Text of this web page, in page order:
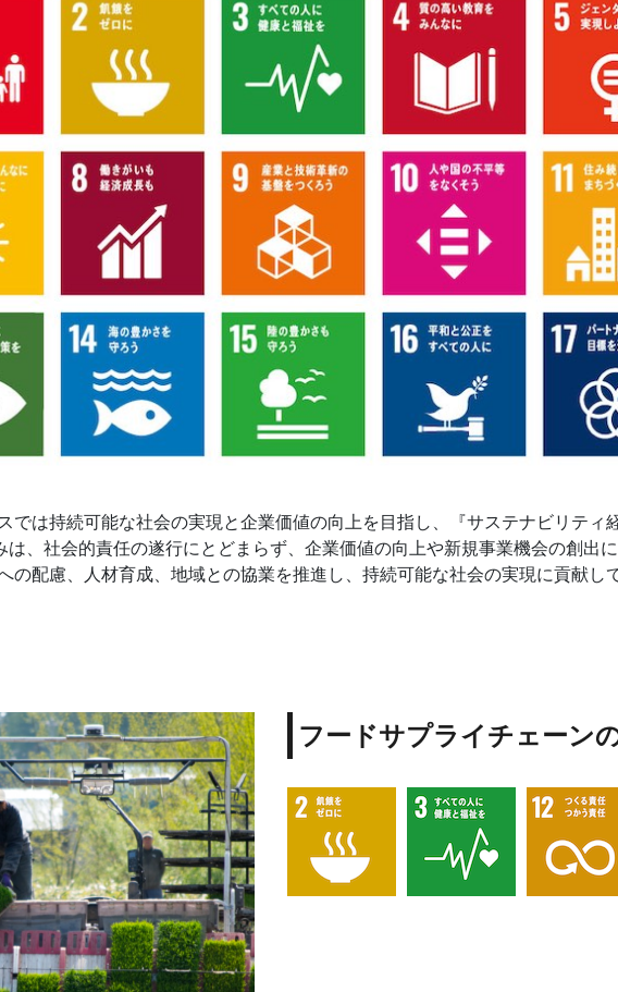
では持続可能な社会の実現と企業価値の向上を目指し、『サステナビリテ
、社会的責任の遂行にとどまらず、企業価値の向上や新規事業機会の創出
の配慮、人材育成、地域との協業を推進し、持続可能な社会の実現に貢献し
フードサプライチェーン